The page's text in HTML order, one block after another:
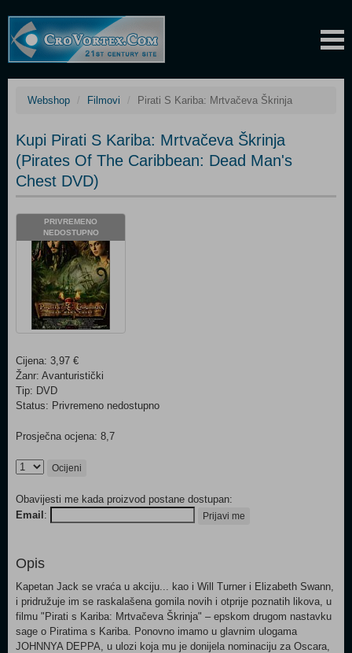
Webshop Filmovi Pirati S Kariba: Mrtvačeva Škrinja
Kupi Pirati S Kariba: Mrtvačeva Škrinja
(Pirates Of The Caribbean: Dead Man's
Chest DVD)
PRIVREMENO
NEDOSTUPNO
Cijena: 3,97 €
Žanr: Avanturistički
Tip: DVD
Status: Privremeno nedostupno
Prosječna ocjena: 8,7
Ocijeni
Obavijesti me kada proizvod postane dostupan:
Email : Prijavi me
Opis
Kapetan Jack se vraća u akciju... kao i Will Turner i Elizabeth Swann,
i pridružuje im se raskalašena gomila novih i otprije poznatih likova, u
filmu "Pirati s Kariba: Mrtvačeva Škrinja" – epskom drugom nastavku
sage o Piratima s Kariba. Ponovno imamo u glavnim ulogama
JOHNNYA DEPPA, u ulozi koja mu je donijela nominaciju za Oscara,